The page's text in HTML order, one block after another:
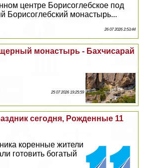
центре Борисоглебское под
Борисоглебский монастырь...
26 07 2026 2:53:44
монастырь - Бахчисарай
25 07 2026 19:25:59
сегодня, Рожденные 11
коренные жители
готовить богатый